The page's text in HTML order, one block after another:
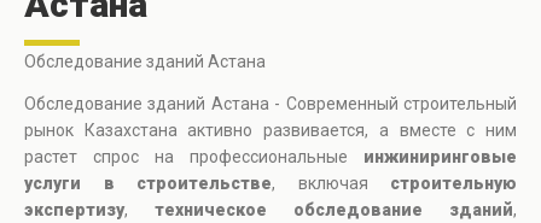
Обследование зданий Астана
Обследование зданий Астана - Современный строительный
рынок Казахстана активно развивается, а вместе с ним
растет спрос на профессиональные инжиниринговые
услуги в строительстве, включая строительную
экспертизу, техническое обследование зданий,